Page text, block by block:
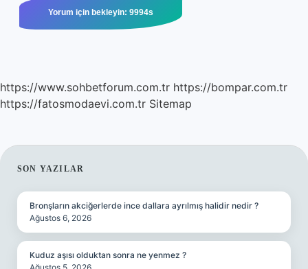
https://www.sohbetforum.com.tr https://bompar.com.tr
https://fatosmodaevi.com.tr Sitemap
SIDEBAR
SON YAZILAR
Bronşların akciğerlerde ince dallara ayrılmış halidir nedir ?
Ağustos 6, 2026
Kuduz aşısı olduktan sonra ne yenmez ?